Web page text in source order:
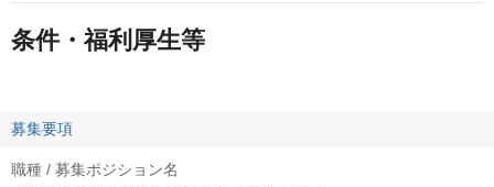
条件・福利厚生等
募集要項
職種 / 募集ポジション名